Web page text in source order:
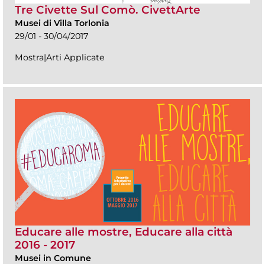
Tre Civette Sul Comò. CivettArte
Musei di Villa Torlonia
29/01 - 30/04/2017
Mostra|Arti Applicate
Educare alle mostre, Educare alla città
2016 - 2017
Musei in Comune